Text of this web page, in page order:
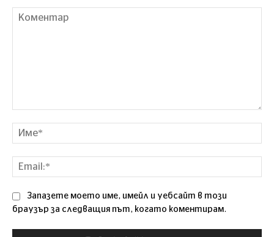
Запазете моето име, имейл и уебсайт в този
браузър за следващия път, когато коментирам.